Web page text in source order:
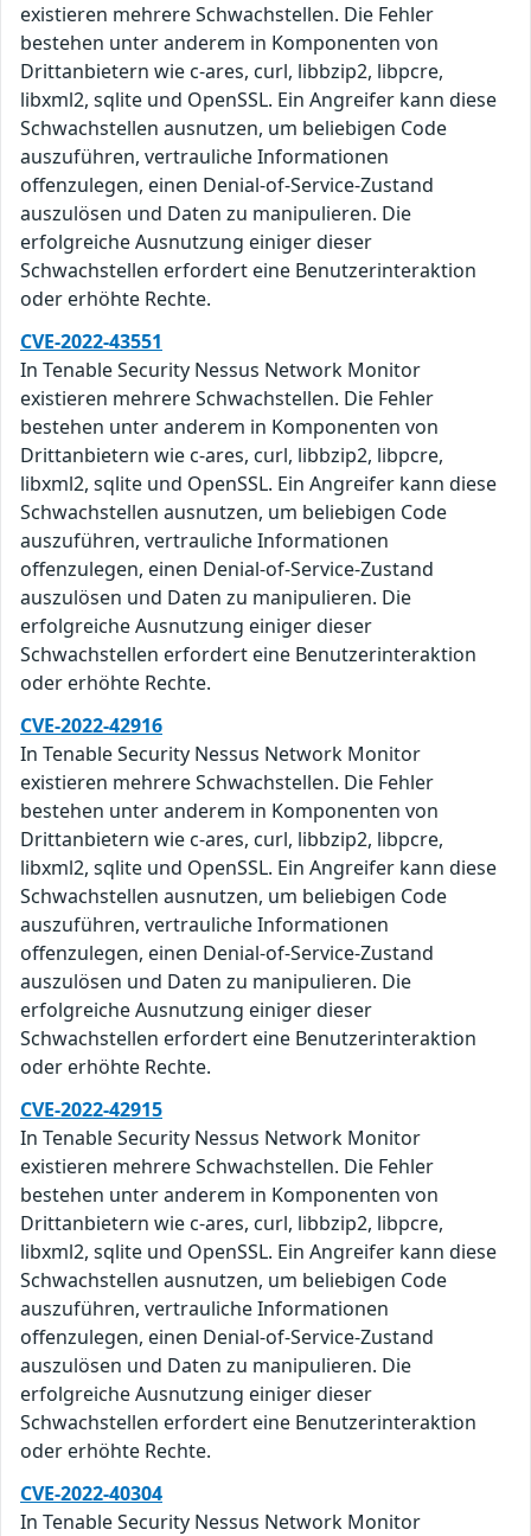
existieren mehrere Schwachstellen. Die Fehler
bestehen unter anderem in Komponenten von
Drittanbietern wie c-ares, curl, libbzip2, libpcre,
libxml2, sqlite und OpenSSL. Ein Angreifer kann diese
Schwachstellen ausnutzen, um beliebigen Code
auszuführen, vertrauliche Informationen
offenzulegen, einen Denial-of-Service-Zustand
auszulösen und Daten zu manipulieren. Die
erfolgreiche Ausnutzung einiger dieser
Schwachstellen erfordert eine Benutzerinteraktion
oder erhöhte Rechte.
CVE-2022-43551
In Tenable Security Nessus Network Monitor
existieren mehrere Schwachstellen. Die Fehler
bestehen unter anderem in Komponenten von
Drittanbietern wie c-ares, curl, libbzip2, libpcre,
libxml2, sqlite und OpenSSL. Ein Angreifer kann diese
Schwachstellen ausnutzen, um beliebigen Code
auszuführen, vertrauliche Informationen
offenzulegen, einen Denial-of-Service-Zustand
auszulösen und Daten zu manipulieren. Die
erfolgreiche Ausnutzung einiger dieser
Schwachstellen erfordert eine Benutzerinteraktion
oder erhöhte Rechte.
CVE-2022-42916
In Tenable Security Nessus Network Monitor
existieren mehrere Schwachstellen. Die Fehler
bestehen unter anderem in Komponenten von
Drittanbietern wie c-ares, curl, libbzip2, libpcre,
libxml2, sqlite und OpenSSL. Ein Angreifer kann diese
Schwachstellen ausnutzen, um beliebigen Code
auszuführen, vertrauliche Informationen
offenzulegen, einen Denial-of-Service-Zustand
auszulösen und Daten zu manipulieren. Die
erfolgreiche Ausnutzung einiger dieser
Schwachstellen erfordert eine Benutzerinteraktion
oder erhöhte Rechte.
CVE-2022-42915
In Tenable Security Nessus Network Monitor
existieren mehrere Schwachstellen. Die Fehler
bestehen unter anderem in Komponenten von
Drittanbietern wie c-ares, curl, libbzip2, libpcre,
libxml2, sqlite und OpenSSL. Ein Angreifer kann diese
Schwachstellen ausnutzen, um beliebigen Code
auszuführen, vertrauliche Informationen
offenzulegen, einen Denial-of-Service-Zustand
auszulösen und Daten zu manipulieren. Die
erfolgreiche Ausnutzung einiger dieser
Schwachstellen erfordert eine Benutzerinteraktion
oder erhöhte Rechte.
CVE-2022-40304
In Tenable Security Nessus Network Monitor